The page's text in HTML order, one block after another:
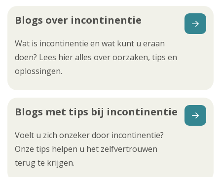
Blogs over incontinentie
Wat is incontinentie en wat kunt u eraan
doen? Lees hier alles over oorzaken, tips en
oplossingen.
Blogs met tips bij incontinentie
Voelt u zich onzeker door incontinentie?
Onze tips helpen u het zelfvertrouwen
terug te krijgen.